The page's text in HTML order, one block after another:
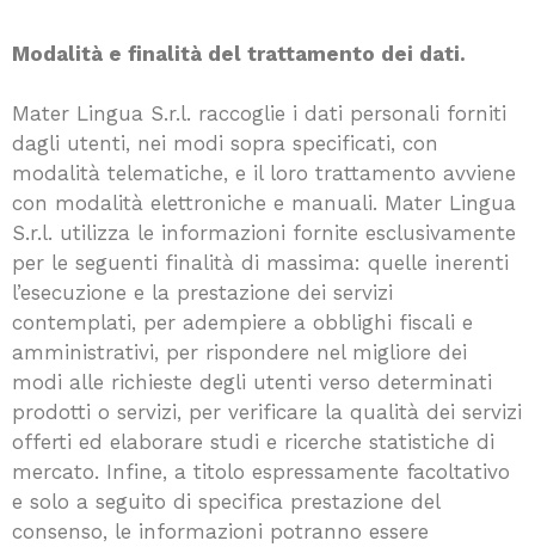
Modalità e finalità del trattamento dei dati.
Mater Lingua S.r.l. raccoglie i dati personali forniti
dagli utenti, nei modi sopra specificati, con
modalità telematiche, e il loro trattamento avviene
con modalità elettroniche e manuali. Mater Lingua
S.r.l. utilizza le informazioni fornite esclusivamente
per le seguenti finalità di massima: quelle inerenti
l’esecuzione e la prestazione dei servizi
contemplati, per adempiere a obblighi fiscali e
amministrativi, per rispondere nel migliore dei
modi alle richieste degli utenti verso determinati
prodotti o servizi, per verificare la qualità dei servizi
offerti ed elaborare studi e ricerche statistiche di
mercato. Infine, a titolo espressamente facoltativo
e solo a seguito di specifica prestazione del
consenso, le informazioni potranno essere